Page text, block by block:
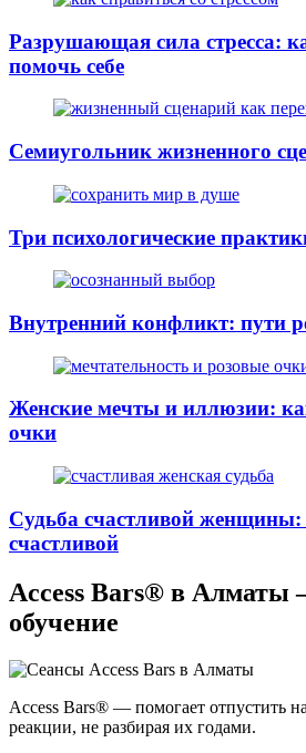
Разрушающая сила стресса:
помочь себе
Семиугольник жизненного
Три психологические
Внутренний конфликт: пути
Женские мечты и иллюзии:
очки
Судьба счастливой
счастливой
Access Bars® в Алматы
обучение
Access Bars® — помогает отпустить
реакции, не разбирая их годами.